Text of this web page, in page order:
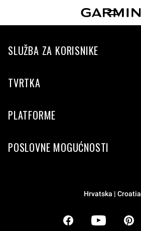
SLUŽBA ZA KORISNIKE
TVRTKA
PLATFORME
POSLOVNE MOGUĆNOSTI
Hrvatska | Croatia